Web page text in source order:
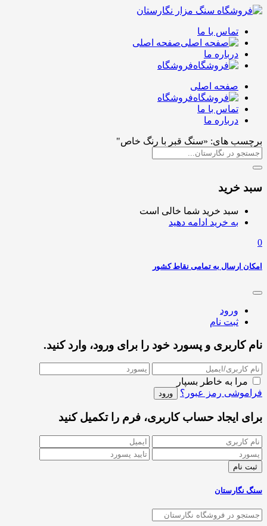
تماس با ما
صفحه اصلی
درباره ما
فروشگاه
صفحه اصلی
فروشگاه
تماس با ما
درباره ما
برچسب های: «سنگ قبر با رنگ خاص"
سبد خرید
سبد خرید شما خالی است
به خرید ادامه دهید
0
امکان ارسال به تمامی نقاط کشور
ورود
ثبت نام
نام کاربری و پسورد خود را برای ورود، وارد کنید.
مرا به خاطر بسپار
فراموشی رمز عبور؟
برای ایجاد حساب کاربری، فرم را تکمیل کنید
سنگ نگارستان